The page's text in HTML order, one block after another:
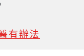
有辦法